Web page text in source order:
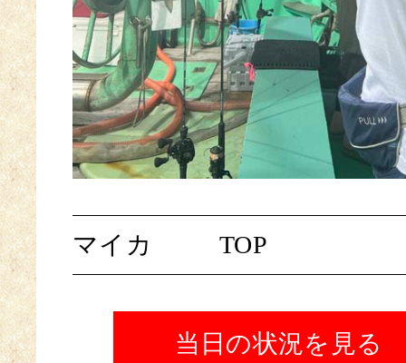
マイカ TOP
当日の状況を見る